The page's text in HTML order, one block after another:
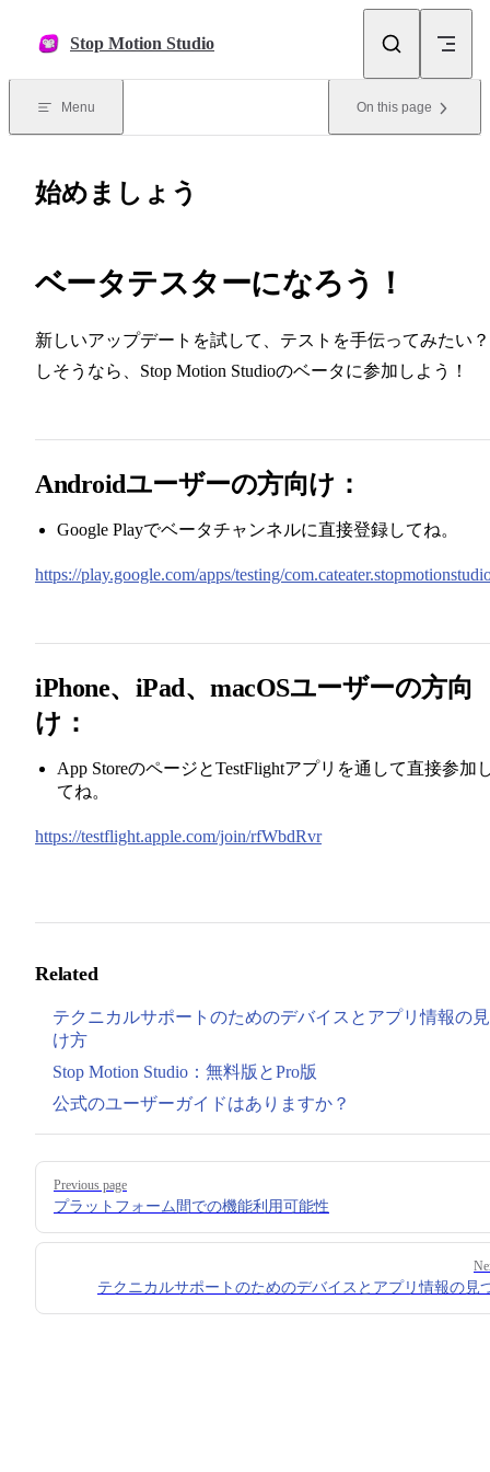
Stop Motion Studio
Menu On this page
始めましょう
ベータテスターになろう！
新しいアップデートを試して、テストを手伝ってみたい
しそうなら、Stop Motion Studioのベータに参加しよう！
Androidユーザーの方向け：
Google Playでベータチャンネルに直接登録してね。
https://play.google.com/apps/testing/
iPhone、iPad、macOSユーザーの方向
け：
App StoreのページとTestFlightアプリを通して直接参加
てね。
https://testflight.apple.com/join/rfWbdRvr
Related
テクニカルサポートのためのデバイスとアプリ情報の
け方
Stop Motion Studio：無料版とPro版
公式のユーザーガイドはありますか？
Pager
Previous page
プラットフォーム間での機能利用可能性
テクニカルサポートのためのデバイスとアプリ情報の見